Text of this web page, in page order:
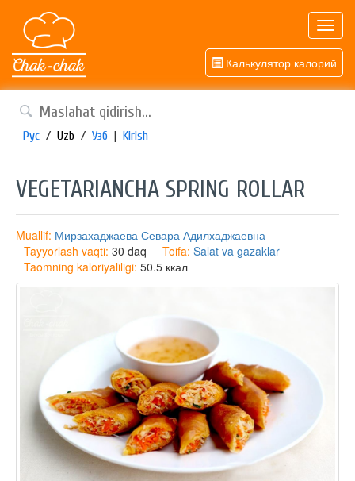
Калькулятор калорий
Рус / Uzb / Узб | Kirish
VEGETARIANCHA SPRING ROLLAR
Muallif: Мирзахаджаева Севара Адилхаджаевна
Tayyorlash vaqti: 30 daq Toifa: Salat va gazaklar
Taomning kaloriyaliligi: 50.5 ккал